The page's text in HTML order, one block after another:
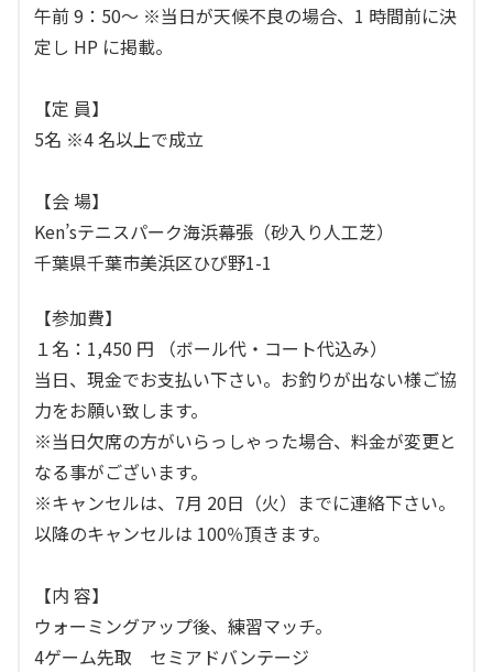
午前 9：50～ ※当日が天候不良の場合、1 時間前に決
定し HP に掲載。
【定 員】
5名 ※4 名以上で成立
【会 場】
Ken’sテニスパーク海浜幕張（砂入り人工芝）
千葉県千葉市美浜区ひび野1-1
【参加費】
１名：1,450 円 （ボール代・コート代込み）
当日、現金でお支払い下さい。お釣りが出ない様ご協
力をお願い致します。
※当日欠席の方がいらっしゃった場合、料金が変更と
なる事がございます。
※キャンセルは、7月 20日（火）までに連絡下さい。
以降のキャンセルは 100％頂きます。
【内 容】
ウォーミングアップ後、練習マッチ。
4ゲーム先取 セミアドバンテージ